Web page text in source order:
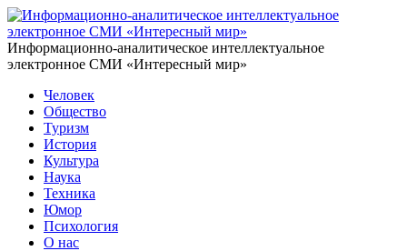
Информационно-аналитическое интеллектуальное
электронное СМИ «Интересный мир»
Человек
Общество
Туризм
История
Культура
Наука
Техника
Юмор
Психология
О нас